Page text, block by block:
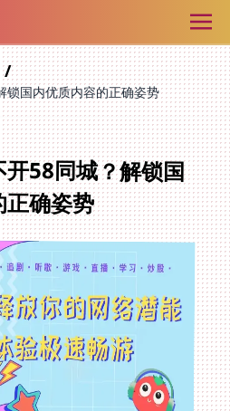
锁国内优质内容的正确姿势
58同城？解锁国
确姿势